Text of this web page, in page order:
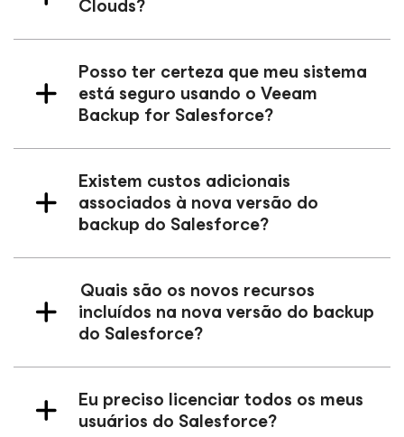
Posso ter certeza que meu sistema
está seguro usando o Veeam
Backup for Salesforce?
Existem custos adicionais
associados à nova versão do
backup do Salesforce?
Quais são os novos recursos
incluídos na nova versão do backup
do Salesforce?
Eu preciso licenciar todos os meus
usuários do Salesforce?